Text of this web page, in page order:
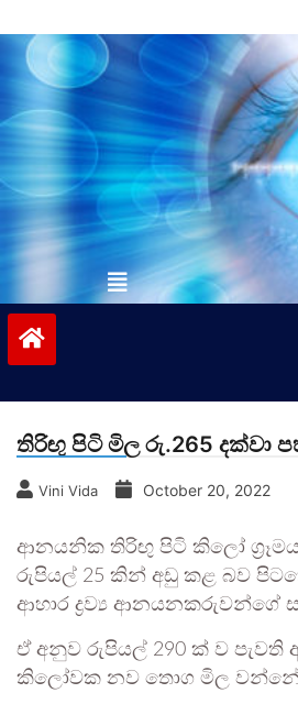
to
contentvinivida.lk
තිරිඟු පිටි මිල රු.265 දක්වා
Vini Vida October 20, 2022
ආනයනික තිරිඟු පිටි කිලෝ
රුපියල් 25 කින් අඩු කළ බව
ආහාර ද්‍රව්‍ය ආනයනකරුවන්ගේ
ඒ අනුව රුපියල් 290 ක් ව
කිලෝවක නව තොග මිල වන්නේ